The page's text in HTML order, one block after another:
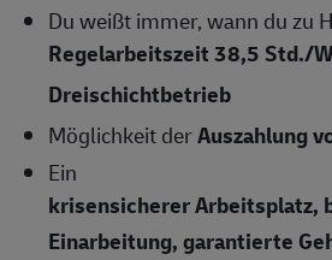
Du weißt immer, wann du zu
Regelarbeitszeit 38,5 Std./
Dreischichtbetrieb
Möglichkeit derAuszahlung
Ein
krisensicherer Arbeitsplatz,
Einarbeitung, garantierte